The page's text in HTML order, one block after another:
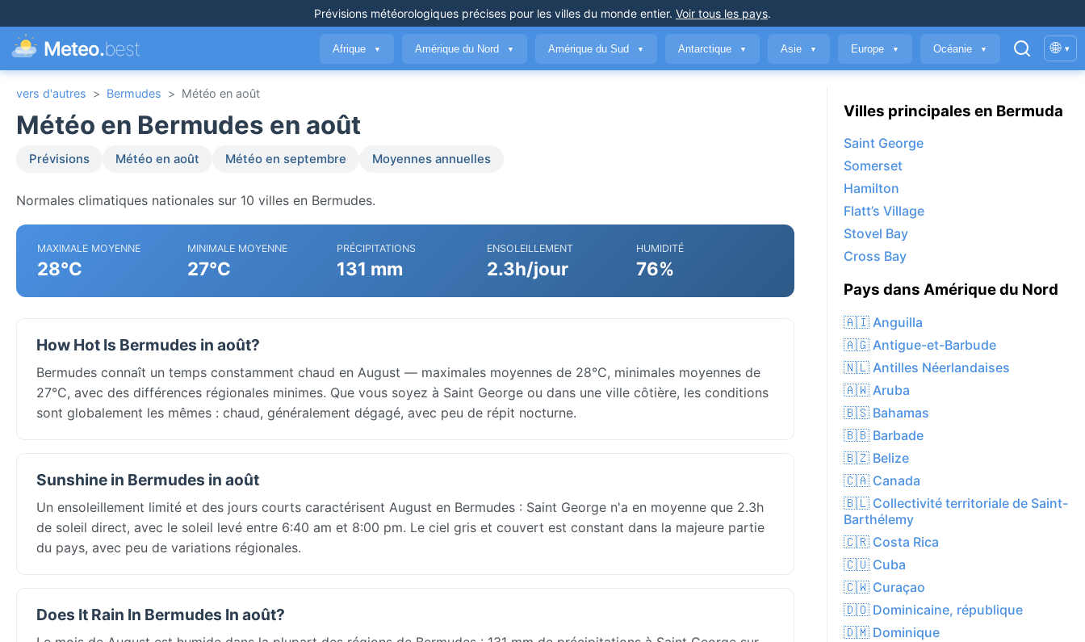
Prévisions météorologiques précises pour les villes du monde entier. Voir tous les pays.
Meteo.best Afrique ▼ Amérique du Nord ▼ Amérique du Sud ▼ Antarctique ▼ Asie ▼ Europe ▼ Océanie ▼ 🌐 ▾
vers d'autres > Bermudes > Météo en août
Météo en Bermudes en août
Prévisions Météo en août Météo en septembre Moyennes annuelles
Normales climatiques nationales sur 10 villes en Bermudes.
MAXIMALE MOYENNE
28°C
MINIMALE MOYENNE
27°C
PRÉCIPITATIONS
131 mm
ENSOLEILLEMENT
2.3h/jour
HUMIDITÉ
76%
How Hot Is Bermudes in août?
Bermudes connaît un temps constamment chaud en August — maximales moyennes de 28°C, minimales moyennes de
27°C, avec des différences régionales minimes. Que vous soyez à Saint George ou dans une ville côtière, les conditions
sont globalement les mêmes : chaud, généralement dégagé, avec peu de répit nocturne.
Sunshine in Bermudes in août
Un ensoleillement limité et des jours courts caractérisent August en Bermudes : Saint George n'a en moyenne que 2.3h
de soleil direct, avec le soleil levé entre 6:40 am et 8:00 pm. Le ciel gris et couvert est constant dans la majeure partie
du pays, avec peu de variations régionales.
Does It Rain In Bermudes In août?
Villes principales en Bermuda
Saint George
Somerset
Hamilton
Flatt’s Village
Stovel Bay
Cross Bay
Pays dans Amérique du Nord
🇦🇮 Anguilla
🇦🇬 Antigue-et-Barbude
🇳🇱 Antilles Néerlandaises
🇦🇼 Aruba
🇧🇸 Bahamas
🇧🇧 Barbade
🇧🇿 Belize
🇨🇦 Canada
🇧🇱 Collectivité territoriale de Saint-
Barthélemy
🇨🇷 Costa Rica
🇨🇺 Cuba
🇨🇼 Curaçao
🇩🇴 Dominicaine, république
🇩🇲 Dominique